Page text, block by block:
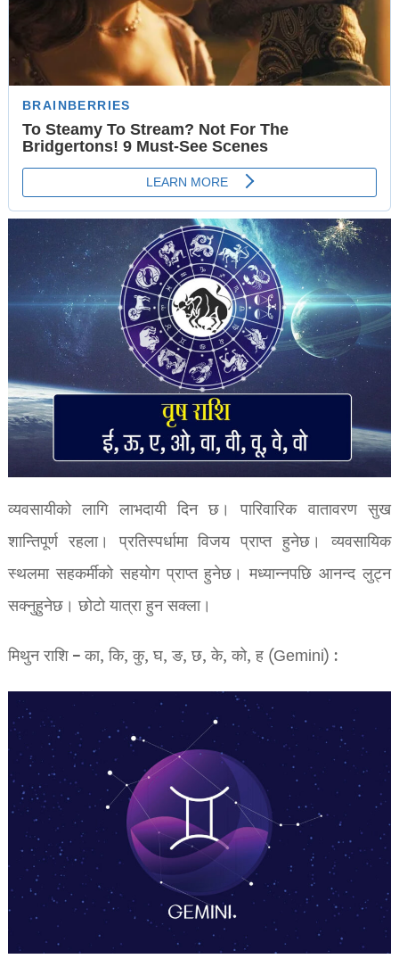
व्यवसायीको लागि लाभदायी दिन छ। पारिवारिक वातावरण सुख
शान्तिपूर्ण रहला। प्रतिस्पर्धामा विजय प्राप्त हुनेछ। व्यवसायिक
स्थलमा सहकर्मीको सहयोग प्राप्त हुनेछ। मध्यान्नपछि आनन्द लुट्न
सक्नुहुनेछ। छोटो यात्रा हुन सक्ला।
मिथुन राशि – का, कि, कु, घ, ङ, छ, के, को, ह (Gemini) :